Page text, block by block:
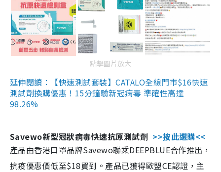
點擊圖片放大
延伸閱讀：【快速測試套裝】CATALO全線門市$16快速
測試劑換購優惠！15分鐘驗新冠病毒 準確性高達
98.26%
Savewo新型冠狀病毒快速抗原測試劑 >>按此選購<<
產品由香港口罩品牌Savewo聯乘DEEPBLUE合作推出，
抗疫優惠價低至$18買到。產品已獲得歐盟CE認證，主